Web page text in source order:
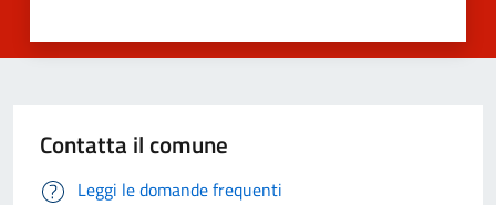
Contatta il comune
Leggi le domande frequenti